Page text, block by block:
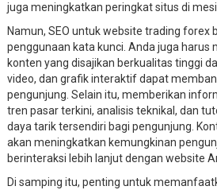
juga meningkatkan peringkat situs di
Namun, SEO untuk website trading forex
penggunaan kata kunci. Anda juga harus
konten yang disajikan berkualitas tinggi
video, dan grafik interaktif dapat
pengunjung. Selain itu, memberikan
tren pasar terkini, analisis teknikal, dan
daya tarik tersendiri bagi pengunjung.
akan meningkatkan kemungkinan
berinteraksi lebih lanjut dengan website
Di samping itu, penting untuk